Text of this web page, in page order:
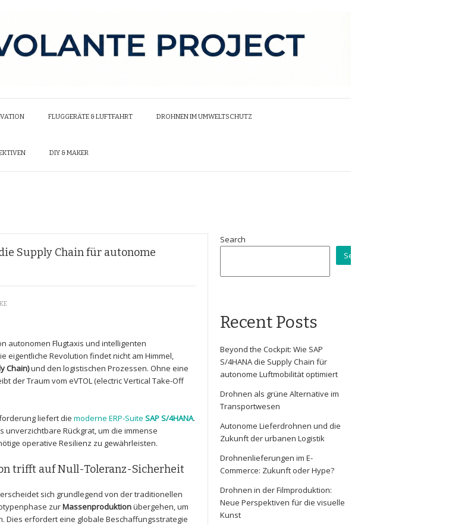
FLUGGERÄTE & LUFTFAHRT DROHNEN IM UMWELTSCHUTZ
DIY & MAKER
Supply Chain für autonome
autonomen Flugtaxis und intelligenten
eigentliche Revolution findet nicht am Himmel,
Chain)und den logistischen Prozessen. Ohne eine
der Traum vom eVTOL (electric Vertical Take-Off
liefert die moderne ERP-Suite SAP S/4HANA.
unverzichtbare Rückgrat, um die immense
operative Resilienz zu gewährleisten.
trifft auf Null-Toleranz-Sicherheit
sich grundlegend von der traditionellen
zurMassenproduktionübergehen, um
Dies erfordert eine globale Beschaffungsstrategie
Search
Search
Recent Posts
Beyond the Cockpit: Wie SAP
S/4HANA die Supply Chain für
autonome Luftmobilität optimiert
Drohnen als grüne Alternative im
Transportwesen
Autonome Lieferdrohnen und die
Zukunft der urbanen Logistik
Drohnenlieferungen im E-
Commerce: Zukunft oder Hype?
Drohnen in der Filmproduktion:
Neue Perspektiven für die visuelle
Kunst